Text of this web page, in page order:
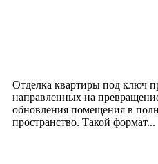
Отделка квартиры под ключ
направленных на
обновления помещения в
пространство. Такой формат...